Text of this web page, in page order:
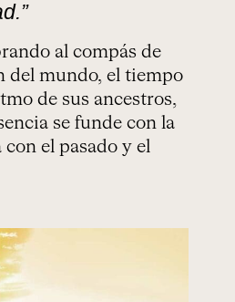
al compás de
del mundo, el tiempo
de sus ancestros,
se funde con la
el pasado y el